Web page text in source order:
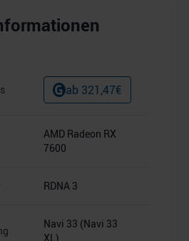
ab 321,47€
AMD Radeon RX
7600
RDNA 3
Navi 33 (Navi 33
XL)